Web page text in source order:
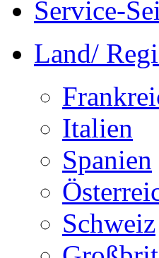
Service-
Land/
Italien
Spanien
Schweiz